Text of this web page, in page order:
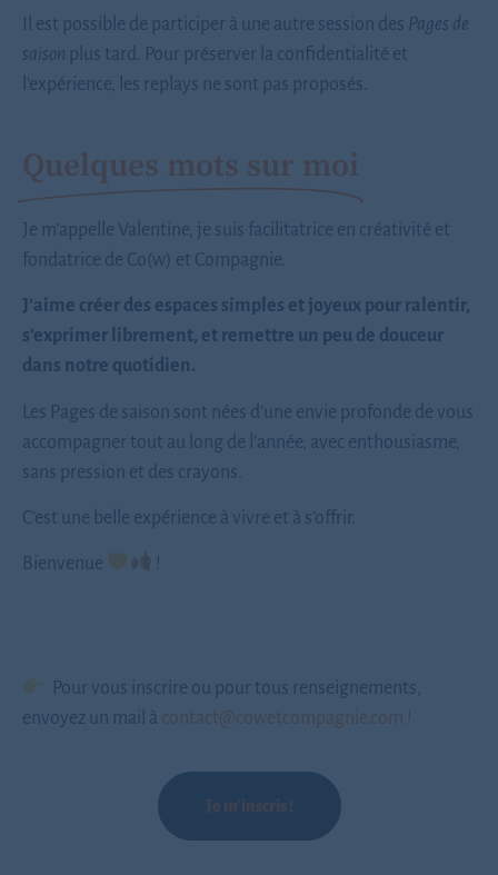
Il est possible de participer à une autre session des Pages de
saison plus tard. Pour préserver la confidentialité et
l’expérience, les replays ne sont pas proposés.
Quelques mots sur moi
Je m’appelle Valentine, je suis facilitatrice en créativité et
fondatrice de Co(w) et Compagnie.
J’aime créer des espaces simples et joyeux pour ralentir,
s’exprimer librement, et remettre un peu de douceur
dans notre quotidien.
Les Pages de saison sont nées d’une envie profonde de vous
accompagner tout au long de l’année, avec enthousiasme,
sans pression et des crayons.
C’est une belle expérience à vivre et à s’offrir.
Bienvenue !
Pour vous inscrire ou pour tous renseignements,
envoyez un mail à contact@cowetcompagnie.com !
Je m'inscris !